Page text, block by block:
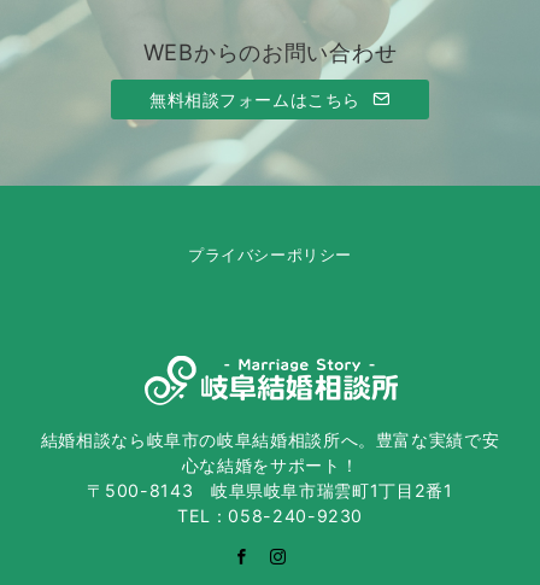
WEBからのお問い合わせ
無料相談フォームはこちら
プライバシーポリシー
結婚相談なら岐阜市の岐阜結婚相談所へ。豊富な実績で安
心な結婚をサポート！
〒500-8143 岐阜県岐阜市瑞雲町1丁目2番1
TEL：058-240-9230